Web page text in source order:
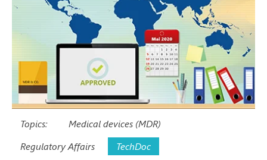
Topics:
Medical devices (MDR)
Regulatory Affairs
TechDoc